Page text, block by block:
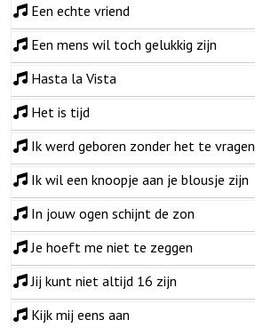
Een echte vriend
Een mens wil toch gelukkig zijn
Hasta la Vista
Het is tijd
Ik werd geboren zonder het te vragen
Ik wil een knoopje aan je blousje zijn
In jouw ogen schijnt de zon
Je hoeft me niet te zeggen
Jij kunt niet altijd 16 zijn
Kijk mij eens aan